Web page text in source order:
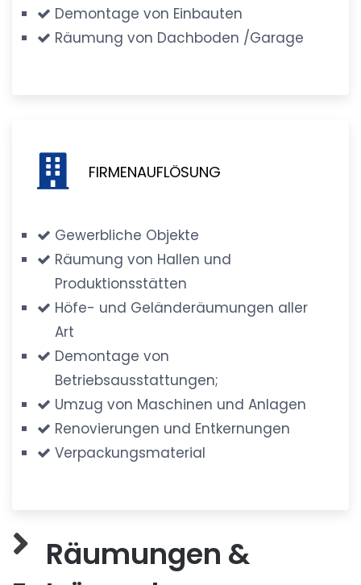
Demontage von Einbauten
Räumung von Dachboden /Garage
FIRMENAUFLÖSUNG
Gewerbliche Objekte
Räumung von Hallen und
Produktionsstätten
Höfe- und Geländeräumungen aller
Art
Demontage von
Betriebsausstattungen;
Umzug von Maschinen und Anlagen
Renovierungen und Entkernungen
Verpackungsmaterial
Räumungen &